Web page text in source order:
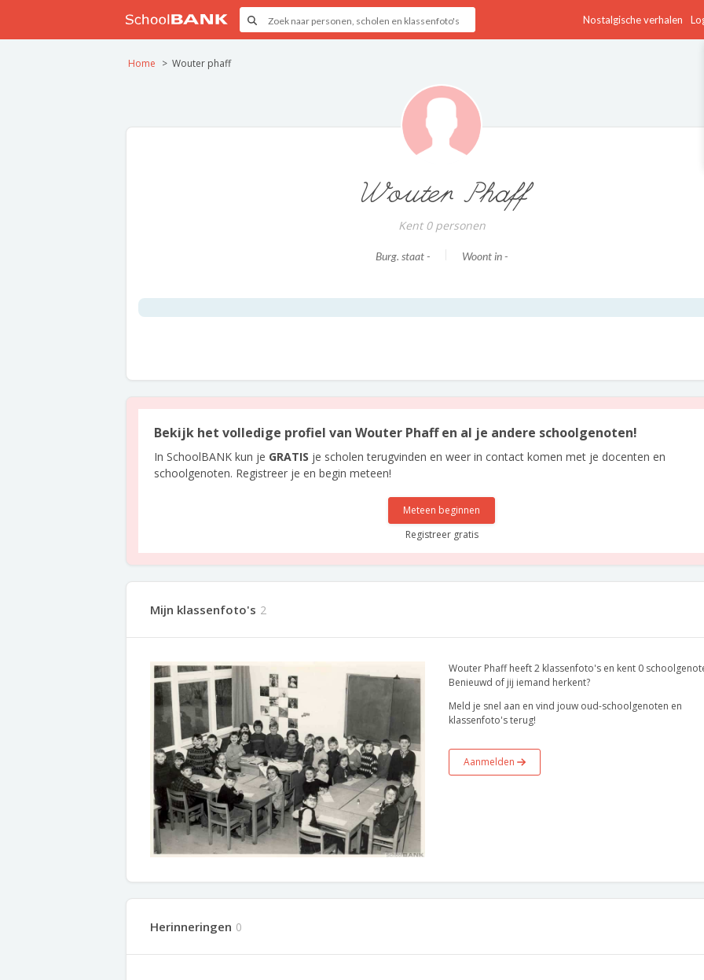
Nostalgische verhalen
Home Wouter phaff
Wouter Phaff
Kent 0 personen
Burg. staat - Woont in -
Bekijk het volledige profiel van Wouter Phaff en al je andere schoolgenoten!
In SchoolBANK kun je GRATIS je scholen terugvinden en weer in contact komen met je docenten en
schoolgenoten. Registreer je en begin meteen!
Meteen beginnen
Registreer gratis
Mijn klassenfoto's 2
Wouter Phaff heeft 2 klassenfoto's en kent 0
Benieuwd of jij iemand herkent?
Meld je snel aan en vind jouw oud-schoolgenoten en
klassenfoto's terug!
Aanmelden
Herinneringen 0